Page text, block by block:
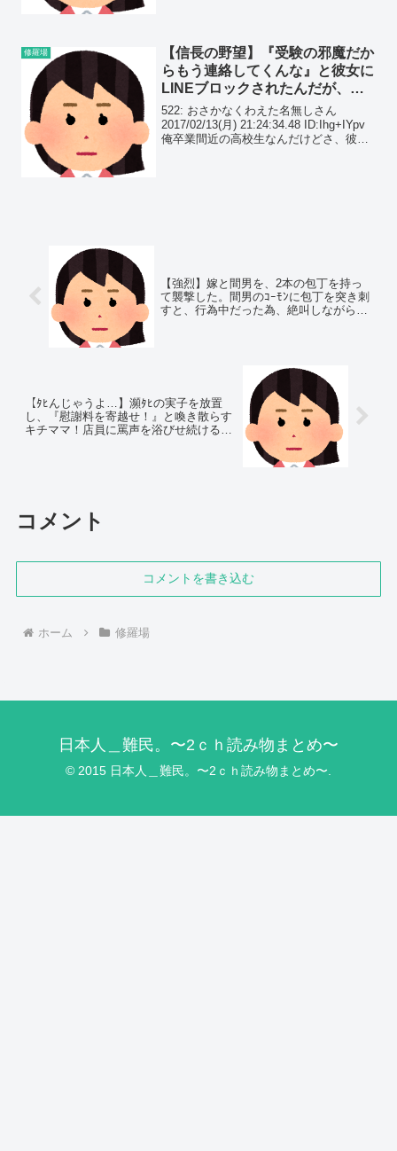
修羅場
【信長の野望】『受験の邪魔だか
らもう連絡してくんな』と彼女に
LINEブロックされたんだが、大
学が決まると…
522: おさかなくわえた名無しさん
2017/02/13(月) 21:24:34.48 ID:Ihg+IYpv
俺卒業間近の高校生なんだけどさ、彼
【強烈】嫁と間男を、2本の包丁を持っ
て襲撃した。間男のｺｰﾓﾝに包丁を突き刺
すと、行為中だった為、絶叫しながら、
【ﾀﾋんじゃうよ…】瀕ﾀﾋの実子を放置
し、『慰謝料を寄越せ！』と喚き散らす
キチママ！店員に罵声を浴びせ続ける
コメント
コメントを書き込む
ホーム 修羅場
日本人＿難民。〜2ｃｈ読み物まとめ〜
© 2015 日本人＿難民。〜2ｃｈ読み物まとめ〜.